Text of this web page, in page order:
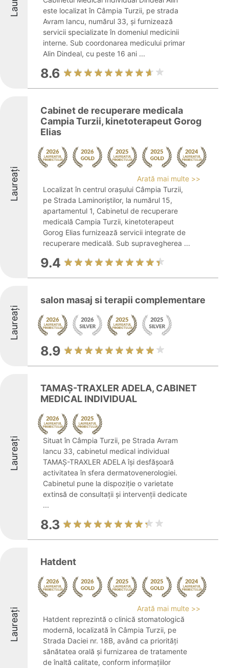
este localizat în Câmpia Turzii, pe strada
Avram Iancu, numărul 33, și furnizează
servicii specializate în domeniul medicinii
interne. Sub coordonarea medicului primar
Alin Dindeal, cu peste 16 ani ...
8.6
Laureați
Cabinet de recuperare medicala
Campia Turzii, kinetoterapeut Gorog
Elias
Arată mai multe >>
Localizat în centrul orașului Câmpia Turzii,
pe Strada Laminoriștilor, la numărul 15,
apartamentul 1, Cabinetul de recuperare
medicală Campia Turzii, kinetoterapeut
Gorog Elias furnizează servicii integrate de
recuperare medicală. Sub supravegherea ...
9.4
Laureați
salon masaj si terapii complementare
8.9
Laureați
TAMAŞ-TRAXLER ADELA, CABINET
MEDICAL INDIVIDUAL
Situat în Câmpia Turzii, pe Strada Avram
Iancu 33, cabinetul medical individual
TAMAȘ-TRAXLER ADELA își desfășoară
activitatea în sfera dermatovenerologiei.
Cabinetul pune la dispoziție o varietate
extinsă de consultații și intervenții dedicate
...
8.3
Laureați
Hatdent
Arată mai multe >>
Hatdent reprezintă o clinică stomatologică
modernă, localizată în Câmpia Turzii, pe
Strada Daciei nr. 18B, având ca priorități
sănătatea orală și furnizarea de tratamente
de înaltă calitate, conform informațiilor